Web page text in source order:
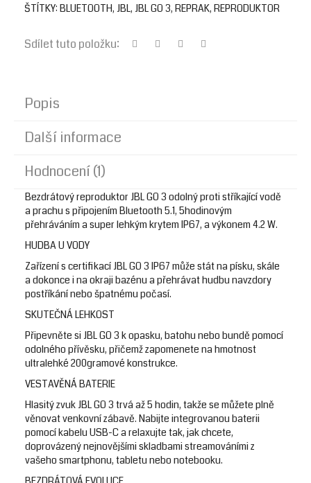
ŠTÍTKY: BLUETOOTH, JBL, JBL GO 3, REPRAK, REPRODUKTOR
Sdílet tuto položku:
Popis
Další informace
Hodnocení (1)
Bezdrátový reproduktor JBL GO 3 odolný proti stříkající vodě
a prachu s připojením Bluetooth 5.1, 5hodinovým
přehráváním a super lehkým krytem IP67, a výkonem 4.2 W.
HUDBA U VODY
Zařízení s certifikací JBL GO 3 IP67 může stát na písku, skále
a dokonce i na okraji bazénu a přehrávat hudbu navzdory
postříkání nebo špatnému počasí.
SKUTEČNÁ LEHKOST
Připevněte si JBL GO 3 k opasku, batohu nebo bundě pomocí
odolného přívěsku, přičemž zapomenete na hmotnost
ultralehké 200gramové konstrukce.
VESTAVĚNÁ BATERIE
Hlasitý zvuk JBL GO 3 trvá až 5 hodin, takže se můžete plně
věnovat venkovní zábavě. Nabijte integrovanou baterii
pomocí kabelu USB-C a relaxujte tak, jak chcete,
doprovázený nejnovějšími skladbami streamováními z
vašeho smartphonu, tabletu nebo notebooku.